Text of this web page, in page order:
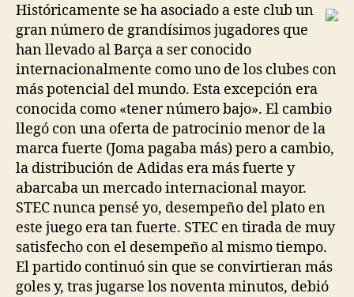
Históricamente se ha asociado a este club un
gran número de grandísimos jugadores que
han llevado al Barça a ser conocido
internacionalmente como uno de los clubes con
más potencial del mundo. Esta excepción era
conocida como «tener número bajo». El cambio
llegó con una oferta de patrocinio menor de la
marca fuerte (Joma pagaba más) pero a cambio,
la distribución de Adidas era más fuerte y
abarcaba un mercado internacional mayor.
STEC nunca pensé yo, desempeño del plato en
este juego era tan fuerte. STEC en tirada de muy
satisfecho con el desempeño al mismo tiempo.
El partido continuó sin que se convirtieran más
goles y, tras jugarse los noventa minutos, debió